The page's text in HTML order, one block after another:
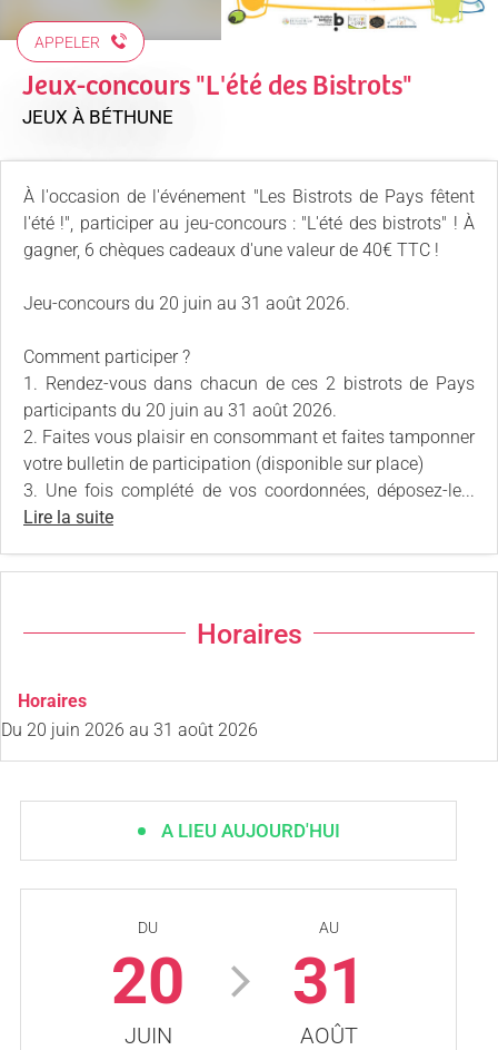
APPELER
Jeux-concours "L'été des Bistrots"
JEUX À BÉTHUNE
À l'occasion de l'événement "Les Bistrots de Pays fêtent
l'été !", participer au jeu-concours : "L'été des bistrots" ! À
gagner, 6 chèques cadeaux d'une valeur de 40€ TTC !
Jeu-concours du 20 juin au 31 août 2026.
Comment participer ?
1. Rendez-vous dans chacun de ces 2 bistrots de Pays
participants du 20 juin au 31 août 2026.
2. Faites vous plaisir en consommant et faites tamponner
votre bulletin de participation (disponible sur place)
3. Une fois complété de vos coordonnées, déposez-le...
Lire la suite
Horaires
Horaires
Du 20 juin 2026 au 31 août 2026
A LIEU AUJOURD'HUI
DU
20
JUIN
AU
31
AOÛT